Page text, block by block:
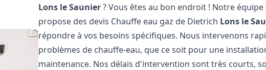
Lons le Saunier? Vous êtes au bon endroit ! Notre
propose des devis Chauffe eau gaz de Dietrich Lons le
répondre à vos besoins spécifiques. Nous intervenons
problèmes de chauffe-eau, que ce soit pour une
maintenance. Nos délais d'intervention sont très courts,